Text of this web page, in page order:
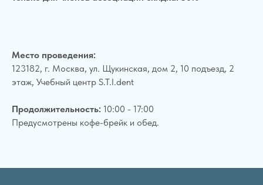
Место проведения:
123182, г. Москва, ул. Щукинская, дом 2, 10 подъезд, 2
этаж, Учебный центр S.T.I.dent
Продолжительность: 10:00 - 17:00
Предусмотрены кофе-брейк и обед.